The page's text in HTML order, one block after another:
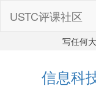
USTC评课社区
写任何
信息科